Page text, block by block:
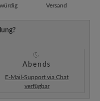
Versand
Abends
E-Mail-Support via Chat
verfügbar